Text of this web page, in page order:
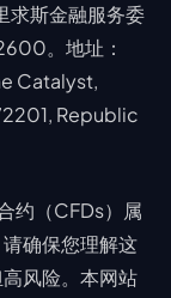
斯金融服务委
。地址：
Catalyst,
Republic
约（CFDs）属
确保您理解这
风险。本网站